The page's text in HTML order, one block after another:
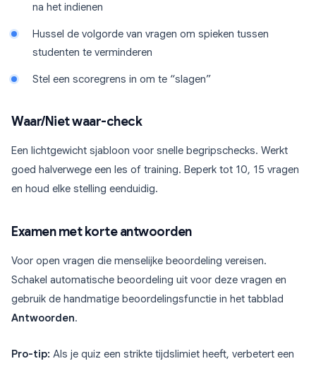
na het indienen
Hussel de volgorde van vragen om spieken tussen
studenten te verminderen
Stel een scoregrens in om te “slagen”
Waar/Niet waar-check
Een lichtgewicht sjabloon voor snelle begripschecks. Werkt
goed halverwege een les of training. Beperk tot 10, 15 vragen
en houd elke stelling eenduidig.
Examen met korte antwoorden
Voor open vragen die menselijke beoordeling vereisen.
Schakel automatische beoordeling uit voor deze vragen en
gebruik de handmatige beoordelingsfunctie in het tabblad
Antwoorden.
Pro-tip: Als je quiz een strikte tijdslimiet heeft, verbetert een